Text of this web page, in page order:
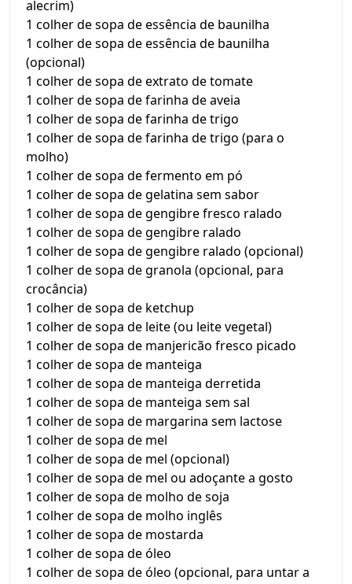
alecrim)
1 colher de sopa de essência de baunilha
1 colher de sopa de essência de baunilha
(opcional)
1 colher de sopa de extrato de tomate
1 colher de sopa de farinha de aveia
1 colher de sopa de farinha de trigo
1 colher de sopa de farinha de trigo (para o
molho)
1 colher de sopa de fermento em pó
1 colher de sopa de gelatina sem sabor
1 colher de sopa de gengibre fresco ralado
1 colher de sopa de gengibre ralado
1 colher de sopa de gengibre ralado (opcional)
1 colher de sopa de granola (opcional, para
crocância)
1 colher de sopa de ketchup
1 colher de sopa de leite (ou leite vegetal)
1 colher de sopa de manjericão fresco picado
1 colher de sopa de manteiga
1 colher de sopa de manteiga derretida
1 colher de sopa de manteiga sem sal
1 colher de sopa de margarina sem lactose
1 colher de sopa de mel
1 colher de sopa de mel (opcional)
1 colher de sopa de mel ou adoçante a gosto
1 colher de sopa de molho de soja
1 colher de sopa de molho inglês
1 colher de sopa de mostarda
1 colher de sopa de óleo
1 colher de sopa de óleo (opcional, para untar a